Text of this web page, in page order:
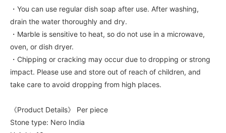
・You can use regular dish soap after use. After washing,
drain the water thoroughly and dry.
・Marble is sensitive to heat, so do not use in a microwave,
oven, or dish dryer.
・Chipping or cracking may occur due to dropping or strong
impact. Please use and store out of reach of children, and
take care to avoid dropping from high places.
《Product Details》 Per piece
Stone type: Nero India